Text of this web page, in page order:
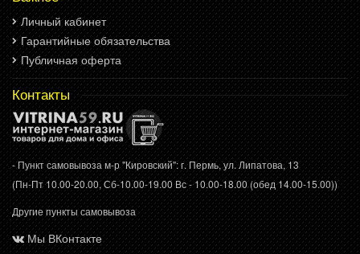
Личный кабинет
Гарантийные обязательства
Публичная оферта
Контакты
- Пункт самовывоза м-р "Кировский": г. Пермь, ул. Липатова, 13
(Пн-Пт 10.00-20.00, Сб-10.00-19.00 Вс - 10.00-18.00 (обед 14.00-15.00))
Другие пункты самовывоза
Мы ВКонтакте